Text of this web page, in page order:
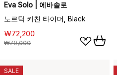
Eva Solo | 에바솔로
노르딕 키친 타이머, Black
₩72,200
₩79,000
SALE